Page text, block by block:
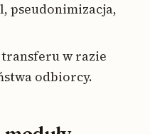
pseudonimizacja,
w razie
odbiorcy.